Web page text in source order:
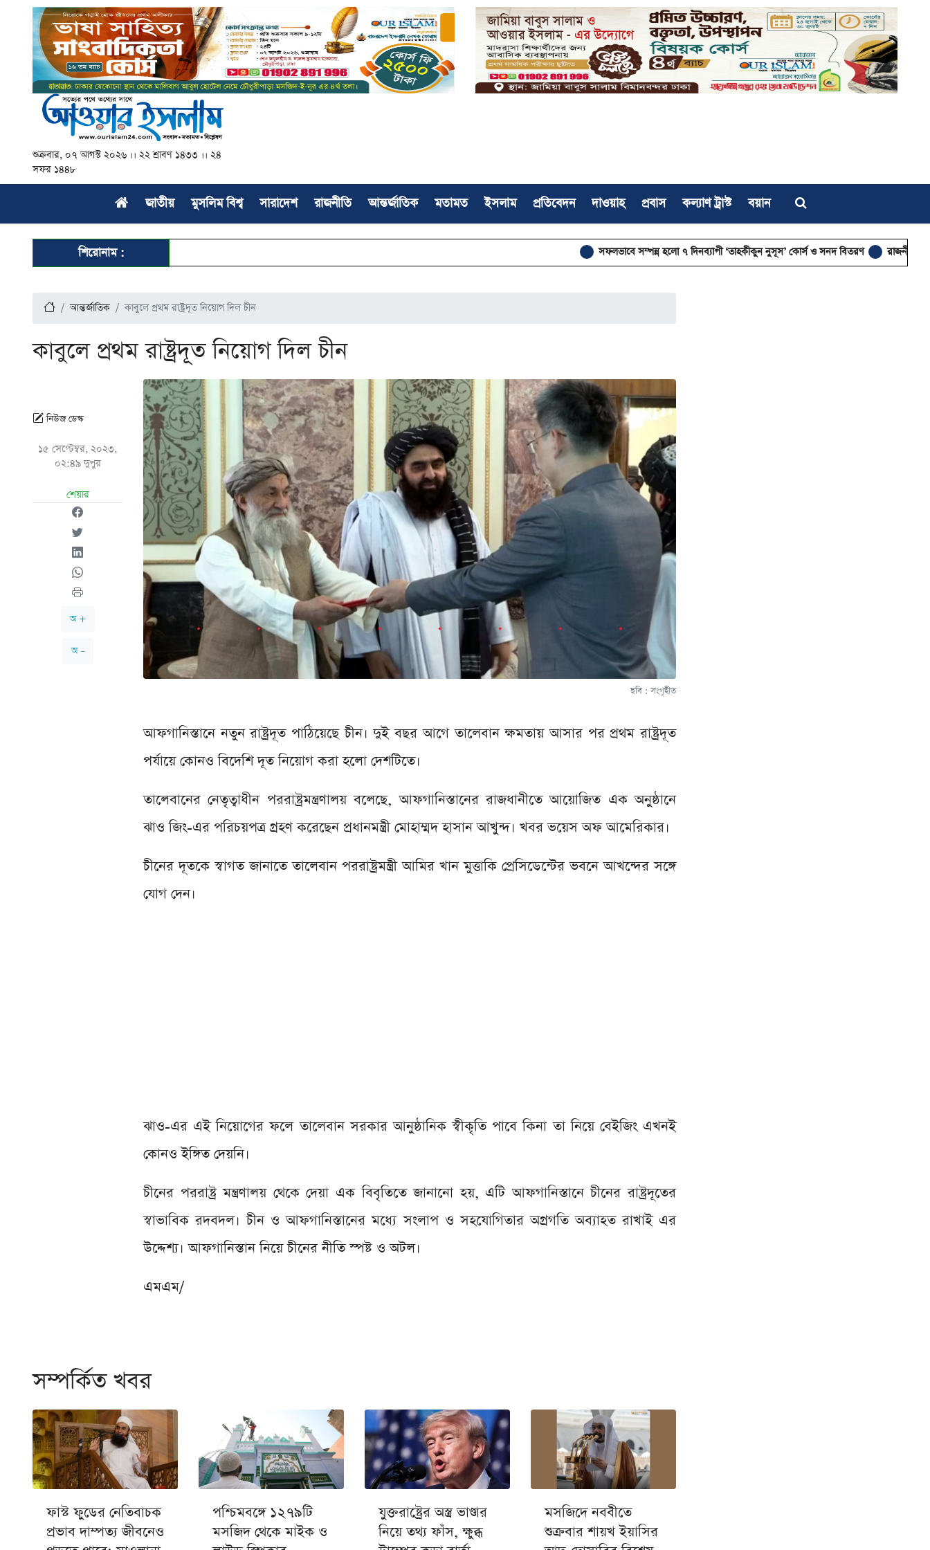
শুক্রবার, ০৭ আগস্ট ২০২৬ ।। ২২ শ্রাবণ ১৪৩৩ ।। ২৪
সফর ১৪৪৮
জাতীয় মুসলিম বিশ্ব সারাদেশ রাজনীতি আন্তর্জাতিক মতামত ইসলাম প্রতিবেদন দাওয়াহ প্রবাস কল্যাণ ট্রাস্ট বয়ান
শিরোনাম : সফলভাবে সম্পন্ন হলো ৭ দিনব্যাপী ‘তাহকীকুন নুসূস’ কোর্স ও সনদ বিতরণ রাজনীতির আত্মা কোথায়
আন্তর্জাতিক কাবুলে প্রথম রাষ্ট্রদূত নিয়োগ দিল চীন
কাবুলে প্রথম রাষ্ট্রদূত নিয়োগ দিল চীন
নিউজ ডেস্ক
১৫ সেপ্টেম্বর, ২০২৩,
০২:৪৯ দুপুর
শেয়ার
অ +
অ -
ছবি : সংগৃহীত
আফগানিস্তানে নতুন রাষ্ট্রদূত পাঠিয়েছে চীন। দুই বছর আগে তালেবান ক্ষমতায় আসার পর প্রথম রাষ্ট্রদূত
পর্যায়ে কোনও বিদেশি দূত নিয়োগ করা হলো দেশটিতে।
তালেবানের নেতৃত্বাধীন পররাষ্ট্রমন্ত্রণালয় বলেছে, আফগানিস্তানের রাজধানীতে আয়োজিত এক অনুষ্ঠানে
ঝাও জিং-এর পরিচয়পত্র গ্রহণ করেছেন প্রধানমন্ত্রী মোহাম্মদ হাসান আখুন্দ। খবর ভয়েস অফ আমেরিকার।
চীনের দূতকে স্বাগত জানাতে তালেবান পররাষ্ট্রমন্ত্রী আমির খান মুত্তাকি প্রেসিডেন্টের ভবনে আখন্দের সঙ্গে
যোগ দেন।
ঝাও-এর এই নিয়োগের ফলে তালেবান সরকার আনুষ্ঠানিক স্বীকৃতি পাবে কিনা তা নিয়ে বেইজিং এখনই
কোনও ইঙ্গিত দেয়নি।
চীনের পররাষ্ট্র মন্ত্রণালয় থেকে দেয়া এক বিবৃতিতে জানানো হয়, এটি আফগানিস্তানে চীনের রাষ্ট্রদূতের
স্বাভাবিক রদবদল। চীন ও আফগানিস্তানের মধ্যে সংলাপ ও সহযোগিতার অগ্রগতি অব্যাহত রাখাই এর
উদ্দেশ্য। আফগানিস্তান নিয়ে চীনের নীতি স্পষ্ট ও অটল।
এমএম/
সম্পর্কিত খবর
ফাস্ট ফুডের নেতিবাচক
প্রভাব দাম্পত্য জীবনেও
পশ্চিমবঙ্গে ১২৭৯টি
মসজিদ থেকে মাইক ও
যুক্তরাষ্ট্রের অস্ত্র ভাণ্ডার
নিয়ে তথ্য ফাঁস, ক্ষুব্ধ
মসজিদে নববীতে
শুক্রবার শায়খ ইয়াসির